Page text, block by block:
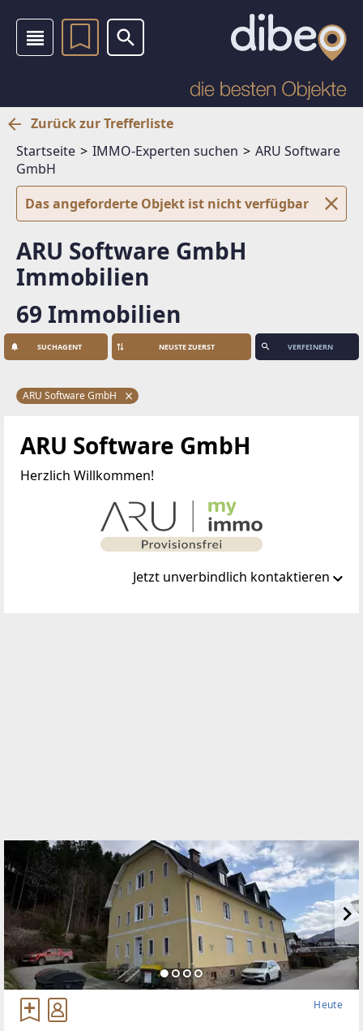
Zurück zur Trefferliste
Startseite
IMMO-Experten suchen
ARU Software
GmbH
Das angeforderte Objekt ist nicht verfügbar
ARU Software GmbH
Immobilien
69 Immobilien
SUCHAGENT VERFEINERN
ARU Software GmbH
ARU Software GmbH
Herzlich Willkommen!
Jetzt unverbindlich kontaktieren
Heute